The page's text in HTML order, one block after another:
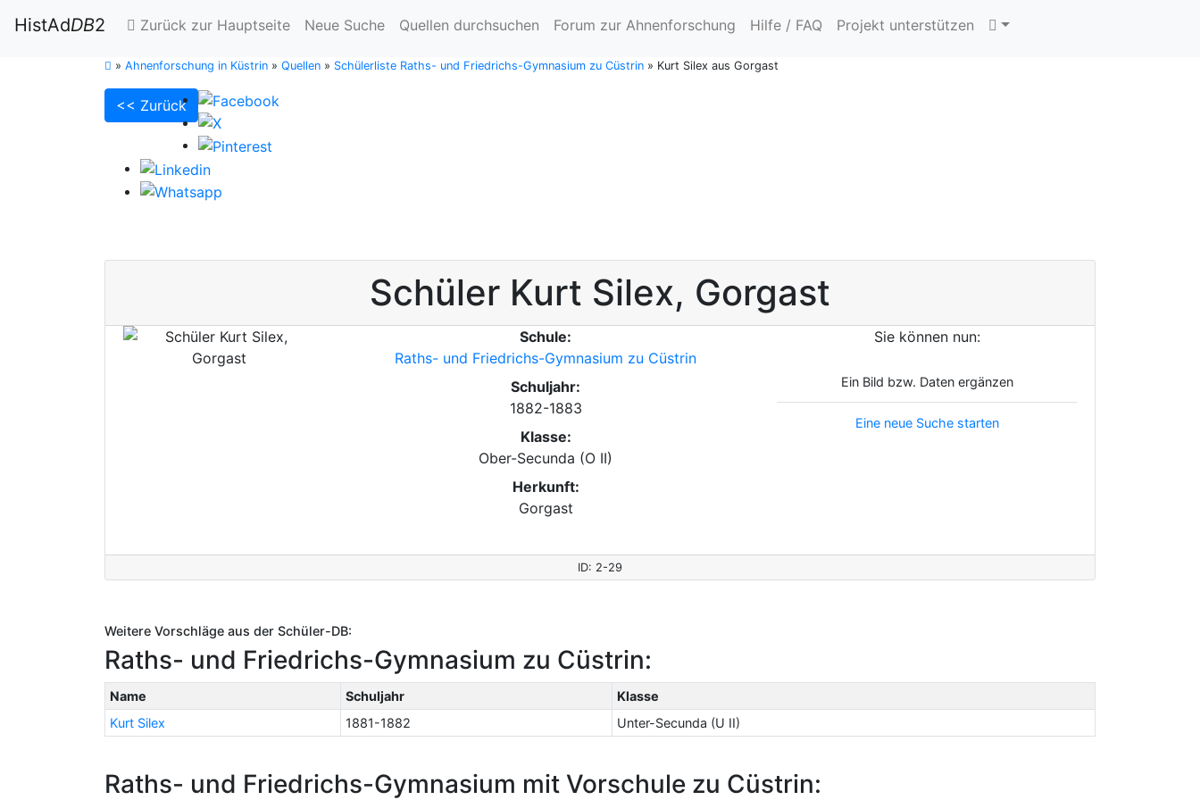
HistAdDB2 Zurück zur Hauptseite Neue Suche Quellen durchsuchen Forum zur Ahnenforschung Hilfe / FAQ Projekt unterstützen
» Ahnenforschung in Küstrin » Quellen » Schülerliste Raths- und Friedrichs-Gymnasium zu Cüstrin » Kurt Silex aus Gorgast
<< Zurück
Schüler Kurt Silex, Gorgast
Schule:
Raths- und Friedrichs-Gymnasium zu Cüstrin
Schuljahr:
1882-1883
Klasse:
Ober-Secunda (O II)
Herkunft:
Gorgast
Sie können nun:
Ein Bild bzw. Daten ergänzen
Eine neue Suche starten
ID: 2-29
Weitere Vorschläge aus der Schüler-DB:
Raths- und Friedrichs-Gymnasium zu Cüstrin:
Name Schuljahr
Klasse
Kurt Silex
1881-1882 Unter-Secunda (U II)
Raths- und Friedrichs-Gymnasium mit Vorschule zu Cüstrin: